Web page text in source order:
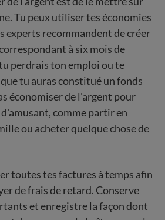
Tu peux utiliser tes économies
experts recommandent de créer
à six mois de
perdrais ton emploi ou te
tu auras constitué un fonds
économiser de l'argent pour
comme partir en
ou acheter quelque chose de
toutes tes factures à temps afin
de frais de retard. Conserve
et enregistre la façon dont